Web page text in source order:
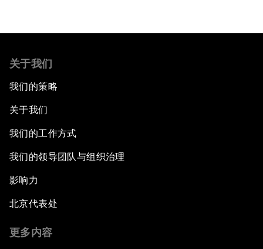
关于我们
我们的策略
关于我们
我们的工作方式
我们的领导团队与组织治理
影响力
北京代表处
更多内容